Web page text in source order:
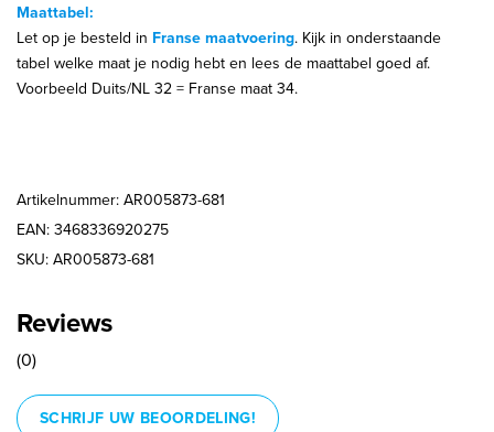
Maattabel:
Let op je besteld in Franse maatvoering. Kijk in onderstaande
tabel welke maat je nodig hebt en lees de maattabel goed af.
Voorbeeld Duits/NL 32 = Franse maat 34.
Artikelnummer: AR005873-681
EAN: 3468336920275
SKU: AR005873-681
Reviews
(0)
SCHRIJF UW BEOORDELING!